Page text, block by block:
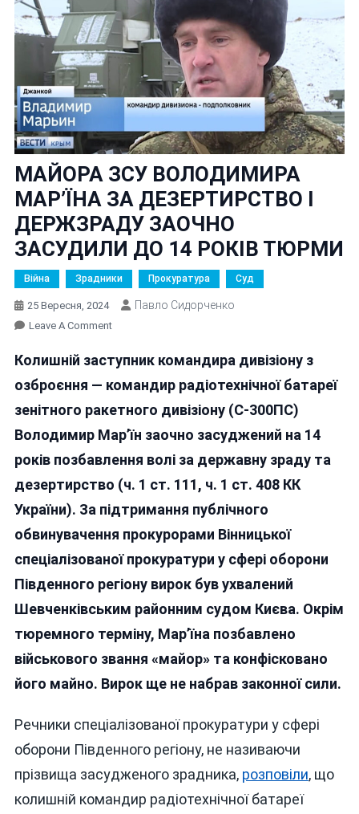
МАЙОРА ЗСУ ВОЛОДИМИРА
МАР’ЇНА ЗА ДЕЗЕРТИРСТВО І
ДЕРЖЗРАДУ ЗАОЧНО
ЗАСУДИЛИ ДО 14 РОКІВ ТЮРМИ
Війна Зрадники Прокуратура Суд
25 Вересня, 2024 Павло Сидорченко
Leave A CommentOn
ЗСУ
ВОЛОДИМИРА
ЗА
ДЕЗЕРТИРСТВО
ЗАОЧНО
ЗАСУДИЛИ
РОКІВ
ТЮРМИ
Колишній заступник командира дивізіону з
озброєння — командир радіотехнічної батареї
зенітного ракетного дивізіону (С-300ПС)
Володимир Мар’їн заочно засуджений на 14
років позбавлення волі за державну зраду та
дезертирство (ч. 1 ст. 111, ч. 1 ст. 408 КК
України). За підтримання публічного
обвинувачення прокурорами Вінницької
спеціалізованої прокуратури у сфері оборони
Південного регіону вирок був ухвалений
Шевченківським районним судом Києва. Окрім
тюремного терміну, Мар’їна позбавлено
військового звання «майор» та конфісковано
його майно. Вирок ще не набрав законної сили.
Речники спеціалізованої прокуратури у сфері
оборони Південного регіону, не називаючи
прізвища засудженого зрадника, розповіли, що
колишній командир радіотехнічної батареї